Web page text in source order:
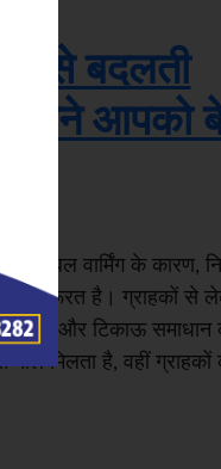
कैसे बदलती
आपको
ग्लोबल वार्मिंग के कारण,
की ज़रूरत है। ग्राहकों से
आसान और टिकाऊ समाधान
मिलता है, वहीं ग्राहकों